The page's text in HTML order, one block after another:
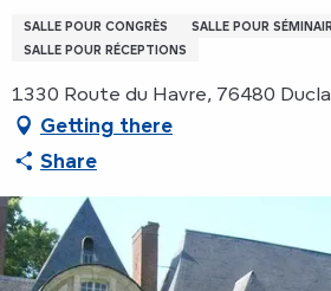
SALLE POUR CONGRÈS
SALLE POUR
SALLE POUR RÉCEPTIONS
1330 Route du Havre, 76480
Getting there
Share